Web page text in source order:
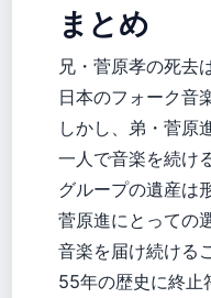
まとめ
兄・菅原孝の死去は
日本のフォーク音
しかし、弟・菅原
一人で音楽を続け
グループの遺産は
菅原進にとっての
音楽を届け続ける
55年の歴史に終止